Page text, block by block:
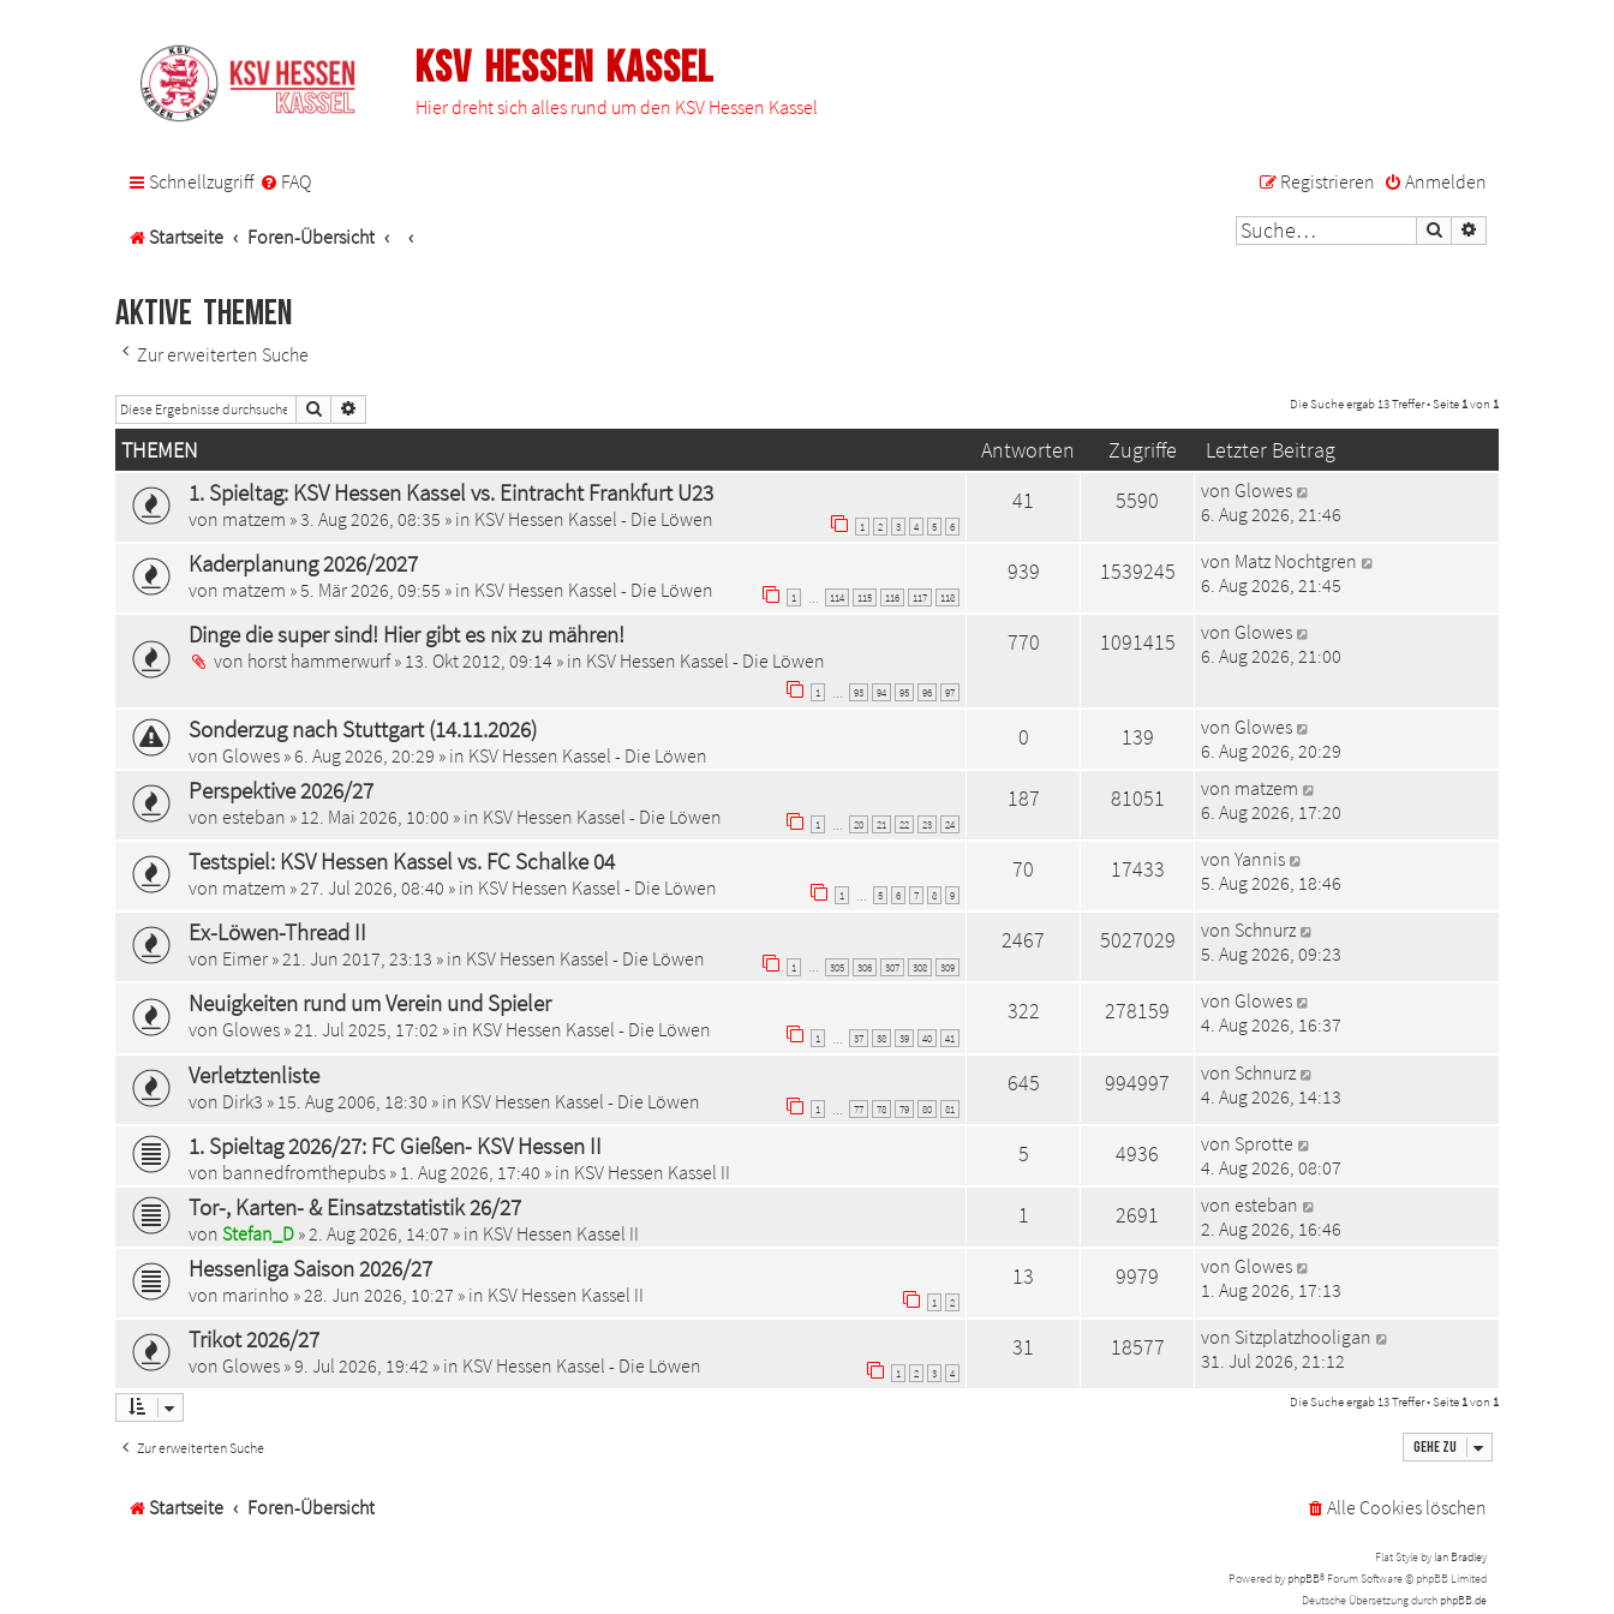
KSV Hessen Kassel
Hier dreht sich alles rund um den KSV Hessen Kassel
Schnellzugriff FAQ Anmelden
Registrieren
Startseite Foren-Übersicht Suche
Aktive Themen
Zur erweiterten Suche
Suche Die Suche ergab 13 Treffer • Seite 1von 1
THEMEN Antworten Zugriffe Letzter Beitrag
1. Spieltag: KSV Hessen Kassel vs. Eintracht Frankfurt U23
von matzem »3. Aug 2026, 08:35 » in KSV Hessen Kassel - Die Löwen 1 2 3 4 5 6
41 5590 von Glowes
6. Aug 2026, 21:46
Kaderplanung 2026/2027
von matzem »5. Mär 2026, 09:55 » in KSV Hessen Kassel - Die Löwen 1 114 115 116 117 118
939 1539245 von Matz Nochtgren
6. Aug 2026, 21:45
Dinge die super sind! Hier gibt es nix zu mähren!
von horst hammerwurf» 13. Okt 2012, 09:14 » in KSV Hessen Kassel - Die Löwen
1 93 94 95 96 97
770 1091415 von Glowes
6. Aug 2026, 21:00
Sonderzug nach Stuttgart (14.11.2026)
von Glowes »6. Aug 2026, 20:29 » in KSV Hessen Kassel - Die Löwen
0 139 von Glowes
6. Aug 2026, 20:29
Perspektive 2026/27
von esteban » 12. Mai 2026, 10:00 » in KSV Hessen Kassel - Die Löwen 1 20 21 22 23 24
187 81051 von matzem
6. Aug 2026, 17:20
Testspiel: KSV Hessen Kassel vs. FC Schalke 04
von matzem »27. Jul 2026, 08:40 » in KSV Hessen Kassel - Die Löwen 1 … 5 6 7 8 9
70 17433 von Yannis
5. Aug 2026, 18:46
Ex-Löwen-Thread II
von Eimer »21. Jun 2017, 23:13 » in KSV Hessen Kassel - Die Löwen 1 … 305 306 307 308 309
2467 5027029 von Schnurz
5. Aug 2026, 09:23
Neuigkeiten rund um Verein und Spieler
von Glowes »21. Jul 2025, 17:02 » in KSV Hessen Kassel - Die Löwen 1 37 38 39 40 41
322 278159 von Glowes
4. Aug 2026, 16:37
Verletztenliste
von Dirk3 » 15. Aug 2006, 18:30 » in KSV Hessen Kassel - Die Löwen 1 77 78 79 80 81
645 994997 von Schnurz
4. Aug 2026, 14:13
1. Spieltag 2026/27: FC Gießen- KSV Hessen II
von bannedfromthepubs » 1. Aug 2026, 17:40 » in KSV Hessen Kassel II
5 4936 von Sprotte
4. Aug 2026, 08:07
Tor-, Karten- & Einsatzstatistik 26/27
von Stefan_D » 2. Aug 2026, 14:07 » in KSV Hessen Kassel II
1 2691 von esteban
2. Aug 2026, 16:46
Hessenliga Saison 2026/27
von marinho » 28. Jun 2026, 10:27 » in KSV Hessen Kassel II 1 2
13 9979 von Glowes
1. Aug 2026, 17:13
Trikot 2026/27
von Glowes »9. Jul 2026, 19:42 » in KSV Hessen Kassel - Die Löwen 1 2 3 4
31 18577 von Sitzplatzhooligan
31. Jul 2026, 21:12
Die Suche ergab 13 Treffer • Seite 1von 1
Zur erweiterten Suche Gehe zu
Startseite Foren-Übersicht Alle Cookies löschen
Flat Style by Ian Bradley
Powered by phpBB® Forum Software © phpBB Limited
Deutsche Übersetzung durch phpBB.de